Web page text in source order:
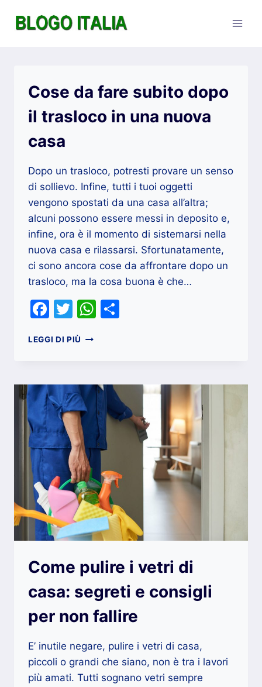
Cose da fare subito dopo
il trasloco in una nuova
casa
Dopo un trasloco, potresti provare un senso
di sollievo. Infine, tutti i tuoi oggetti
vengono spostati da una casa all’altra;
alcuni possono essere messi in deposito e,
infine, ora è il momento di sistemarsi nella
nuova casa e rilassarsi. Sfortunatamente,
ci sono ancora cose da affrontare dopo un
trasloco, ma la cosa buona è che…
Facebook
TwitterWhatsApp
LEGGI DI PIÙ COSE
DOPO
IL
TRASLOCO
IN
UNA
NUOVA
CASA
Come pulire i vetri di
casa: segreti e consigli
per non fallire
E’ inutile negare, pulire i vetri di casa,
piccoli o grandi che siano, non è tra i lavori
più amati. Tutti sognano vetri sempre